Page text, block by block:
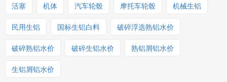
活塞 机体 汽车轮毂 摩托车轮毂 机械生铝
民用生铝 国标生铝白料 破碎浮选熟铝水价
破碎熟铝水价 破碎生铝水价 熟铝屑铝水价
生铝屑铝水价